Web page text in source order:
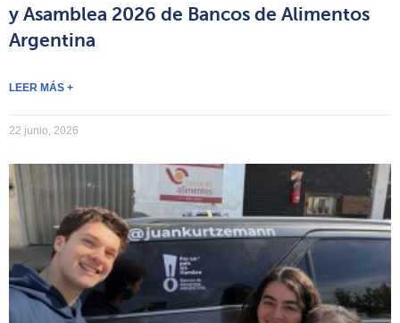
y Asamblea 2026 de Bancos de Alimentos
Argentina
LEER MÁS +
22 junio, 2026